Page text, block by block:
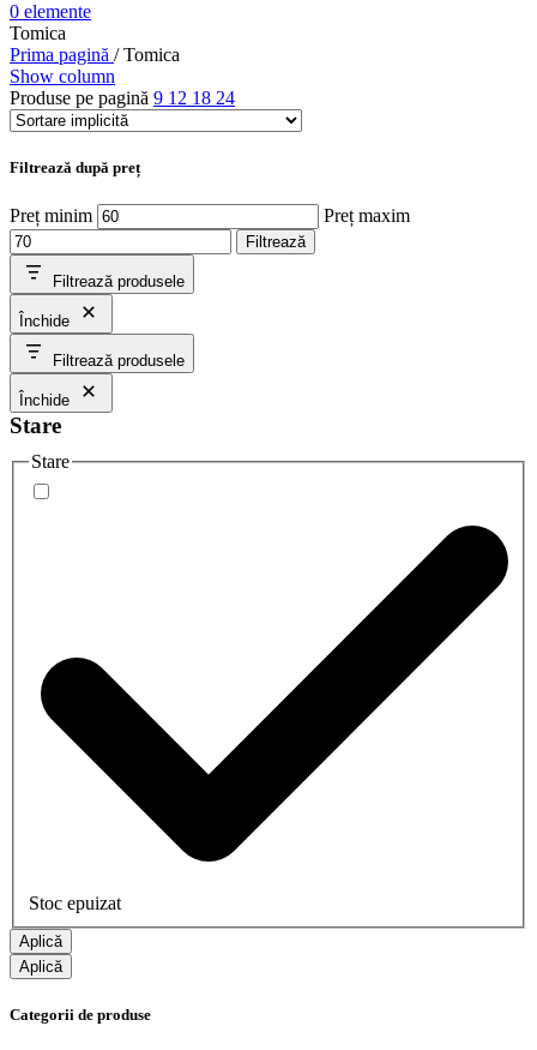
0 elemente
Tomica
Prima pagină / Tomica
Show column
Produse pe pagină 9 12 18 24
Filtrează după preț
Preț minim Preț maxim
Filtrează
Filtrează produsele
Închide
Filtrează produsele
Închide
Stare
Stare
Stoc epuizat
Aplică
Aplică
Categorii de produse